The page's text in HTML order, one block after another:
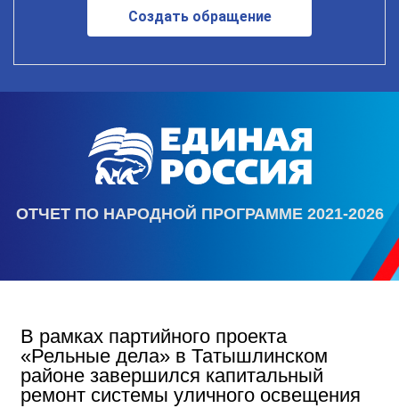
Создать обращение
ОТЧЕТ ПО НАРОДНОЙ ПРОГРАММЕ 2021-2026
В рамках партийного проекта
«Рельные дела» в Татышлинском
районе завершился капитальный
ремонт системы уличного освещения